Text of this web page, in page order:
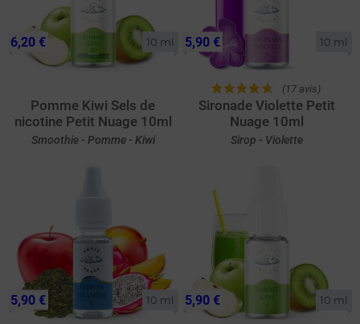
10 ml
Pomme Kiwi Sels de
nicotine Petit Nuage 10ml
Smoothie - Pomme - Kiwi
6,20 € 10 ml
(17 avis)
Sironade Violette Petit
Nuage 10ml
Sirop - Violette
5,90 €
10 ml
5,90 € 10 ml
5,90 €